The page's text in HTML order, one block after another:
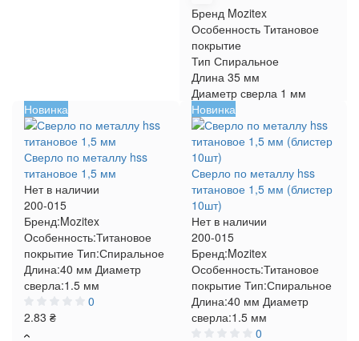
Бренд Mozitex
Особенность Титановое
покрытие
Тип Спиральное
Длина 35 мм
Диаметр сверла 1 мм
Новинка
Сверло по металлу hss
титановое 1,5 мм
Нет в наличии
200-015
Бренд:Mozitex
Особенность:Титановое
покрытие Тип:Спиральное
Длина:40 мм Диаметр
сверла:1.5 мм
0
2.83 ₴
Новинка
Сверло по металлу hss
титановое 1,5 мм (блистер
10шт)
Нет в наличии
200-015
Бренд:Mozitex
Особенность:Титановое
покрытие Тип:Спиральное
Длина:40 мм Диаметр
сверла:1.5 мм
0